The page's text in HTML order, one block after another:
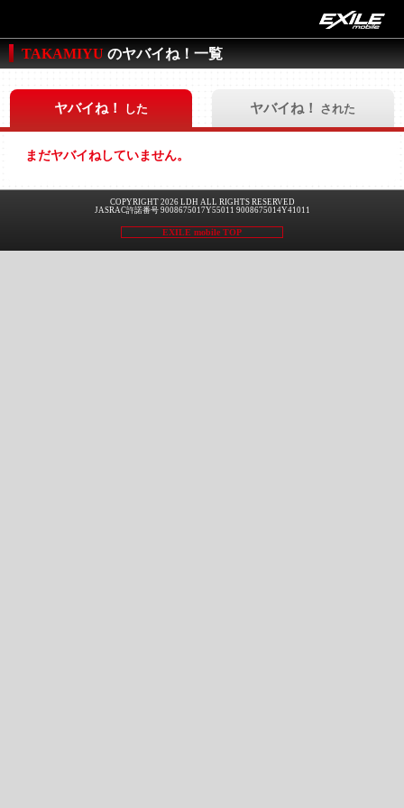
TAKAMIYU のヤバイね！一覧
ヤバイね！ した ヤバイね！ された
まだヤバイねしていません。
COPYRIGHT 2026 LDH ALL RIGHTS RESERVED
JASRAC許諾番号 9008675017Y55011 9008675014Y41011
EXILE mobile TOP